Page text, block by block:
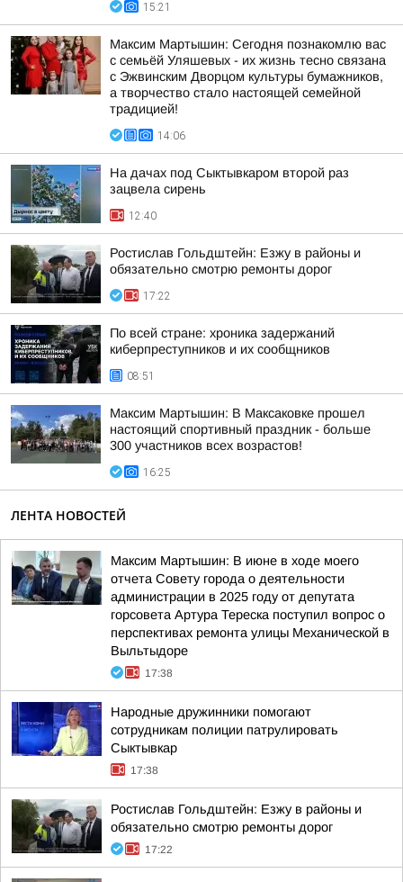
15:21
Максим Мартышин: Сегодня познакомлю вас
с семьёй Уляшевых - их жизнь тесно связана
с Эжвинским Дворцом культуры бумажников,
а творчество стало настоящей семейной
традицией!
14:06
На дачах под Сыктывкаром второй раз
зацвела сирень
12:40
Ростислав Гольдштейн: Езжу в районы и
обязательно смотрю ремонты дорог
17:22
По всей стране: хроника задержаний
киберпреступников и их сообщников
08:51
Максим Мартышин: В Максаковке прошел
настоящий спортивный праздник - больше
300 участников всех возрастов!
16:25
ЛЕНТА НОВОСТЕЙ
Максим Мартышин: В июне в ходе моего
отчета Совету города о деятельности
администрации в 2025 году от депутата
горсовета Артура Тереска поступил вопрос о
перспективах ремонта улицы Механической в
Выльтыдоре
17:38
Народные дружинники помогают
сотрудникам полиции патрулировать
Сыктывкар
17:38
Ростислав Гольдштейн: Езжу в районы и
обязательно смотрю ремонты дорог
17:22